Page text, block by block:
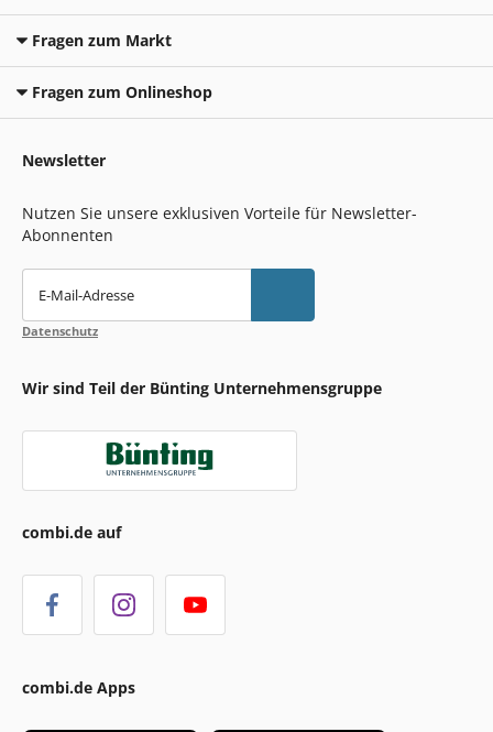
Fragen zum Markt
Fragen zum Onlineshop
Newsletter
Nutzen Sie unsere exklusiven Vorteile für Newsletter-
Abonnenten
E-Mail-Adresse
Datenschutz
Wir sind Teil der Bünting Unternehmensgruppe
combi.de auf
combi.de Apps